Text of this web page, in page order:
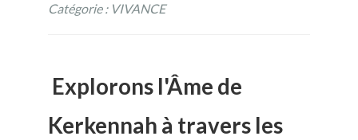
Catégorie : VIVANCE
Explorons l'Âme de
Kerkennah à travers les